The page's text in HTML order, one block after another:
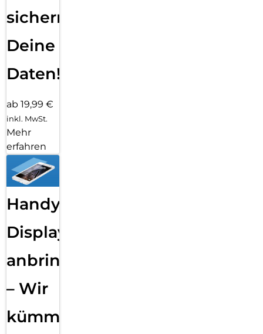
sichern
Deine
Daten!
ab 19,99 €
inkl. MwSt.
Mehr
erfahren
Handy
Displayfolie
anbringen
– Wir
kümmern